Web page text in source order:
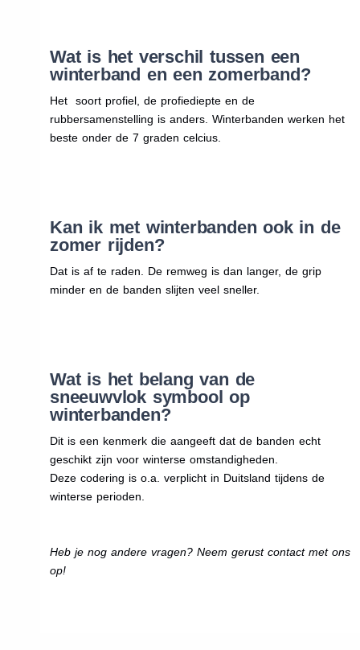
Wat is het verschil tussen een
winterband en een zomerband?
Het soort profiel, de profiediepte en de
rubbersamenstelling is anders. Winterbanden werken het
beste onder de 7 graden celcius.
Kan ik met winterbanden ook in de
zomer rijden?
Dat is af te raden. De remweg is dan langer, de grip
minder en de banden slijten veel sneller.
Wat is het belang van de
sneeuwvlok symbool op
winterbanden?
Dit is een kenmerk die aangeeft dat de banden echt
geschikt zijn voor winterse omstandigheden.
Deze codering is o.a. verplicht in Duitsland tijdens de
winterse perioden.
Heb je nog andere vragen? Neem gerust contact met ons
op!